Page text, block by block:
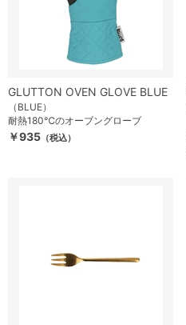
GLUTTON OVEN GLOVE BLUE
（BLUE）
耐熱180℃のオーブングローブ
￥935 （税込）